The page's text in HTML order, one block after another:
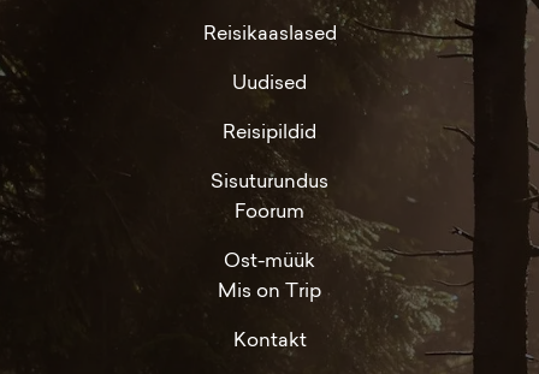
Reisikaaslased
Uudised
Reisipildid
Sisuturundus
Foorum
Ost-müük
Mis on Trip
Kontakt